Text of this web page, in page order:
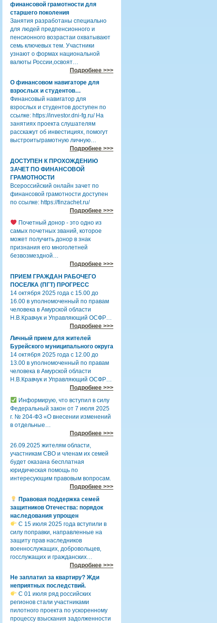
финансовой грамотности для
старшего поколения
Занятия разработаны специально
для людей предпенсионного и
пенсионного возрастаи охватывают
семь ключевых тем. Участники
узнают о формах национальной
валюты России,освоят…
Подробнее >>>
О финансовом навигаторе для
взрослых и студентов…
Финансовый навигатор для
взрослых и студентов доступен по
ссылке: https://investor.dni-fg.ru/ На
занятиях проекта слушателям
расскажут об инвестициях, помогут
выстроитьграмотную личную…
Подробнее >>>
ДОСТУПЕН К ПРОХОЖДЕНИЮ
ЗАЧЕТ ПО ФИНАНСОВОЙ
ГРАМОТНОСТИ
Всероссийский онлайн зачет по
финансовой грамотности доступен
по ссылке: https://finzachet.ru/
Подробнее >>>
Почетный донор - это одно из
самых почетных званий, которое
может получить донор в знак
признания его многолетней
безвозмездной…
Подробнее >>>
ПРИЕМ ГРАЖДАН РАБОЧЕГО
ПОСЕЛКА (ПГТ) ПРОГРЕСС
14 октября 2025 года с 15.00 до
16.00 в уполномоченный по правам
человека в Амурской области
Н.В.Кравчук и Управляющий ОСФР…
Подробнее >>>
Личный прием для жителей
Бурейского муниципального округа
14 октября 2025 года с 12.00 до
13.00 в уполномоченный по правам
человека в Амурской области
Н.В.Кравчук и Управляющий ОСФР…
Подробнее >>>
Информирую, что вступил в силу
Федеральный закон от 7 июля 2025
г. № 204-ФЗ «О внесении изменений
в отдельные…
Подробнее >>>
26.09.2025 жителям области,
участникам СВО и членам их семей
будет оказана бесплатная
юридическая помощь по
интересующим правовым вопросам.
Подробнее >>>
Правовая поддержка семей
защитников Отечества: порядок
наследования упрощен
С 15 июля 2025 года вступили в
силу поправки, направленные на
защиту прав наследников
военнослужащих, добровольцев,
госслужащих и гражданских…
Подробнее >>>
Не заплатил за квартиру? Жди
неприятных последствий.
С 01 июля ряд российских
регионов стали участниками
пилотного проекта по ускоренному
процессу взыскания задолженности